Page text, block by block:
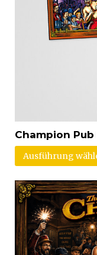
Champion
Ausführung